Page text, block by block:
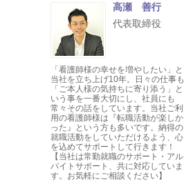
高瀬 善行
代表取締役
「看護師様の幸せを増やしたい」と
当社を立ち上げ10年。日々の仕事も
「ご本人様の気持ちに寄り添う」と
いう事を一番大切にし、社員にも
常々その話をしています。当社ご利
用の看護師様は『転職活動が楽しか
った』という方も多いです。納得の
就職活動をしていただけるよう、心
を込めてサポートして行きます！
【当社は常勤就職のサポート・アル
バイトサポート、共に対応していま
す。お気軽にご相談ください】